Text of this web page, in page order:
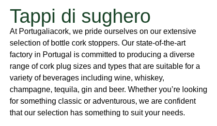
Tappi di sughero
At Portugaliacork, we pride ourselves on our extensive
selection of bottle cork stoppers. Our state-of-the-art
factory in Portugal is committed to producing a diverse
range of cork plug sizes and types that are suitable for a
variety of beverages including wine, whiskey,
champagne, tequila, gin and beer. Whether you’re looking
for something classic or adventurous, we are confident
that our selection has something to suit your needs.